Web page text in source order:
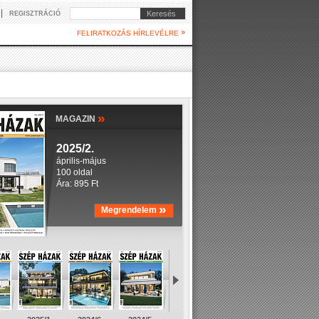
REGISZTRÁCIÓ Keresés
FELIRATKOZÁS HÍRLEVÉLRE »
MAGAZIN »
2025/2.
április-május
100 oldal
Ára: 895 Ft
Megrendelem »